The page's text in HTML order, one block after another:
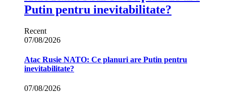
Putin pentru inevitabilitate?
Recent
07/08/2026
Atac Rusie NATO: Ce planuri are Putin pentru
inevitabilitate?
07/08/2026